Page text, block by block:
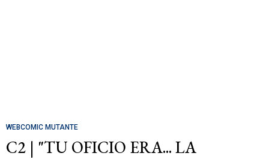
WEBCOMIC MUTANTE
C2 | "TU OFICIO ERA... LA